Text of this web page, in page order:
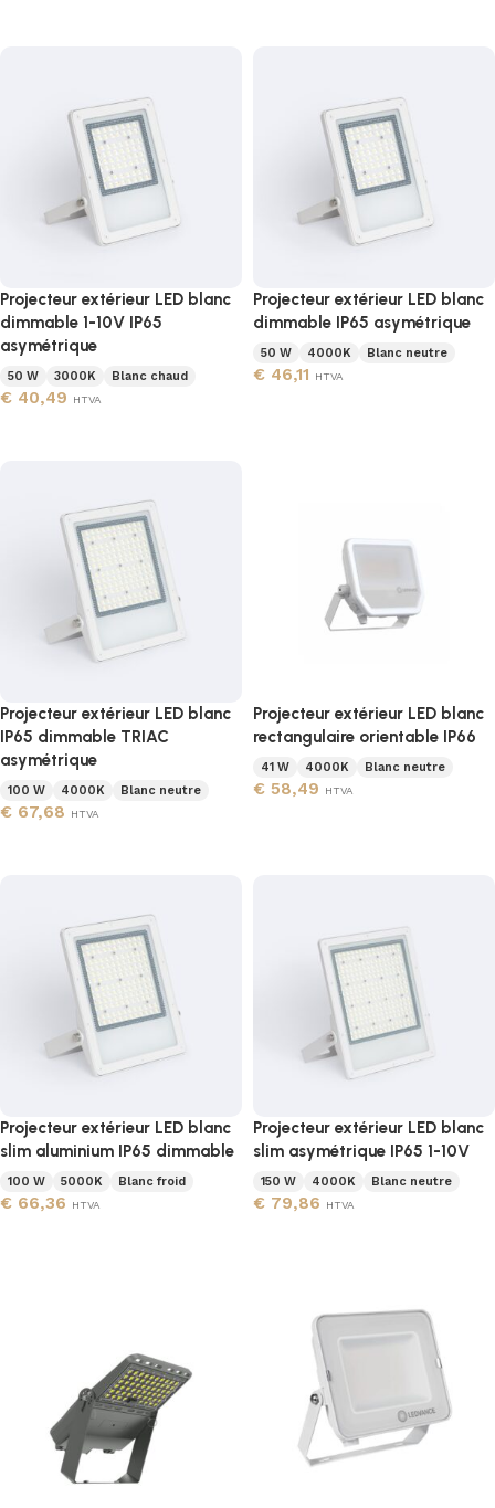
Projecteur extérieur LED blanc
dimmable 1-10V IP65
asymétrique
50 W 3000K Blanc chaud
€ 40,49 HTVA
Projecteur extérieur LED blanc
dimmable IP65 asymétrique
50 W 4000K Blanc neutre
€ 46,11 HTVA
Projecteur extérieur LED blanc
IP65 dimmable TRIAC
asymétrique
100 W 4000K Blanc neutre
€ 67,68 HTVA
Projecteur extérieur LED blanc
rectangulaire orientable IP66
41 W 4000K Blanc neutre
€ 58,49 HTVA
Projecteur extérieur LED blanc
slim aluminium IP65 dimmable
100 W 5000K Blanc froid
€ 66,36 HTVA
Projecteur extérieur LED blanc
slim asymétrique IP65 1-10V
150 W 4000K Blanc neutre
€ 79,86 HTVA